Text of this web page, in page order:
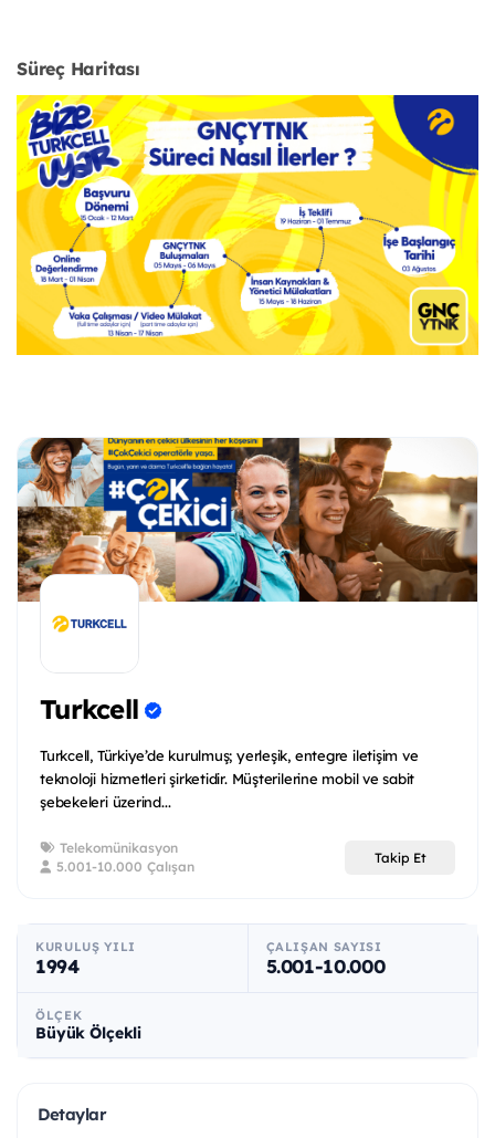
Süreç Haritası
Turkcell
Turkcell, Türkiye’de kurulmuş; yerleşik, entegre iletişim ve
teknoloji hizmetleri şirketidir. Müşterilerine mobil ve sabit
şebekeleri üzerind...
Telekomünikasyon
5.001-10.000 Çalışan
Takip Et
KURULUŞ YILI
1994
ÇALIŞAN SAYISI
5.001-10.000
ÖLÇEK
Büyük Ölçekli
Detaylar